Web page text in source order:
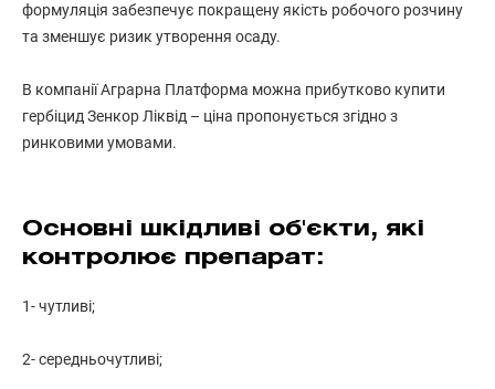
формуляція забезпечує покращену якість робочого розчину
та зменшує ризик утворення осаду.
В компанії Аграрна Платформа можна прибутково купити
гербіцид Зенкор Ліквід – ціна пропонується згідно з
ринковими умовами.
Основні шкідливі об'єкти, які
контролює препарат:
1- чутливі;
2- середньочутливі;